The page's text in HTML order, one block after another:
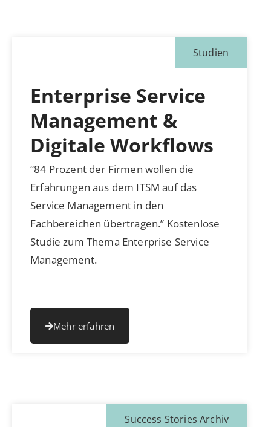
Studien
Enterprise Service
Management &
Digitale Workflows
“84 Prozent der Firmen wollen die
Erfahrungen aus dem ITSM auf das
Service Management in den
Fachbereichen übertragen.” Kostenlose
Studie zum Thema Enterprise Service
Management.
Mehr erfahren
Success Stories Archiv